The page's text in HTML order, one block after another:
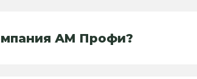
АМ Профи?